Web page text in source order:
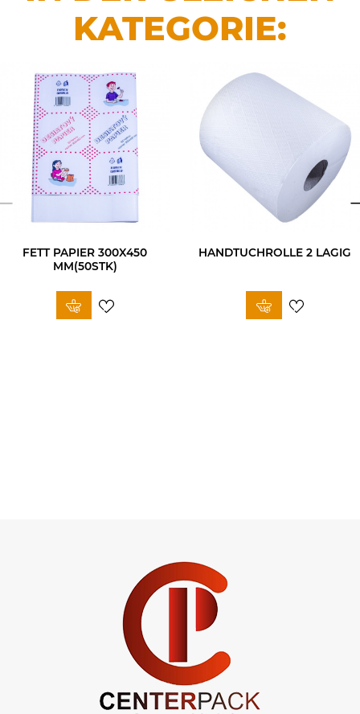
KATEGORIE:
FETT PAPIER 300X450
MM(50STK)
HANDTUCHROLLE 2 LAGIG